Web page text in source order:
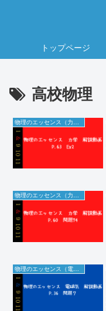
トップページ
高校物理
物理のエッセンス（力学）の解説動画＆板書
物理のエッセンス（力学）の解説動画＆板書